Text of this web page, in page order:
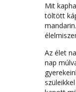
Mit
töltött
Az élet
nap